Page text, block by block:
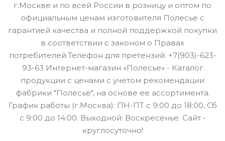
г.Москве и по всей России в розницу и оптом по
официальным ценам изготовителя Полесье с
гарантией качества и полной поддержкой покупки
в соответствии с законом о Правах
потребителей.Телефон для претензий: +7(903)-623-
93-63 Интернет-магазин «Полесье» - Каталог
продукции с ценами с учетом рекомендации
фабрики "Полесье", на основе ее ассортимента.
График работы (г.Москва): ПН-ПТ с 9:00 до 18:00, Сб
с 9:00 до 14:00. Выходной: Воскресенье. Сайт -
круглосуточно!